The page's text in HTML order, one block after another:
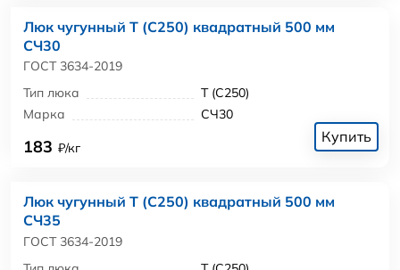
Люк чугунный Т (С250) квадратный 500 мм
СЧ30
ГОСТ 3634-2019
Тип люка
Т (С250)
Марка
СЧ30
183 ₽/кг
Купить
Люк чугунный Т (С250) квадратный 500 мм
СЧ35
ГОСТ 3634-2019